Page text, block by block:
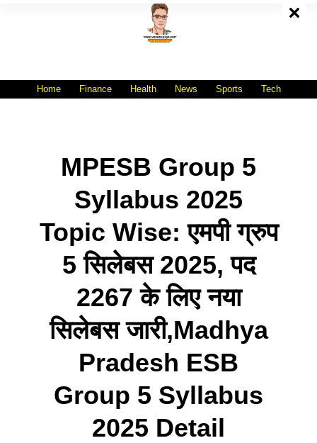
Home Finance Health News Sports Tech
MPESB Group 5
Syllabus 2025
Topic Wise: एमपी ग्रुप
5 सिलेबस 2025, पद
2267 के लिए नया
सिलेबस जारी,Madhya
Pradesh ESB
Group 5 Syllabus
2025 Detail